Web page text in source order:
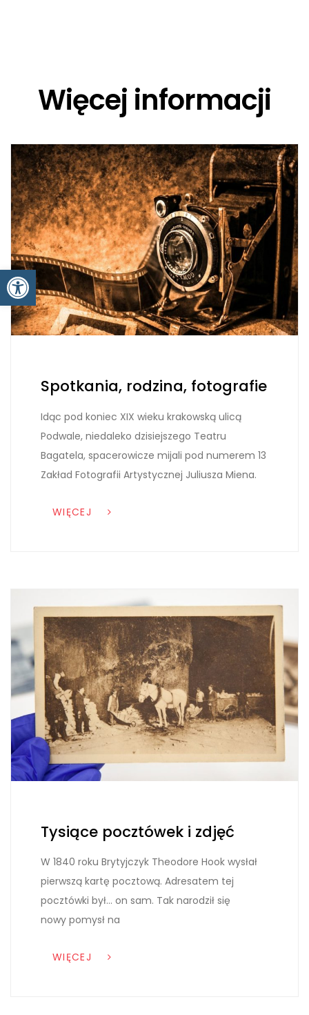
Otwórz pasek narzędzi
Więcej informacji
Spotkania, rodzina, fotografie
Idąc pod koniec XIX wieku krakowską ulicą
Podwale, niedaleko dzisiejszego Teatru
Bagatela, spacerowicze mijali pod numerem 13
Zakład Fotografii Artystycznej Juliusza Miena.
WIĘCEJ
Tysiące pocztówek i zdjęć
W 1840 roku Brytyjczyk Theodore Hook wysłał
pierwszą kartę pocztową. Adresatem tej
pocztówki był… on sam. Tak narodził się
nowy pomysł na
WIĘCEJ